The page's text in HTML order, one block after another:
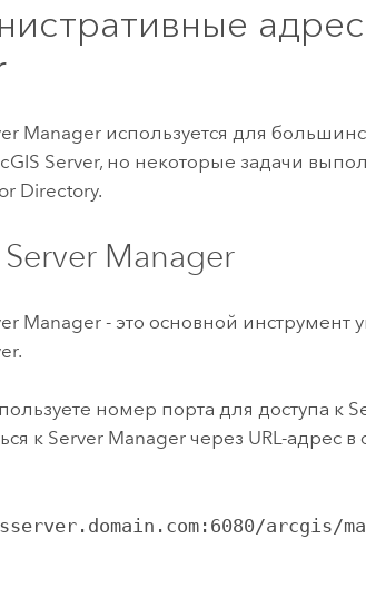
Manager используется для
Server, но некоторые задачи
Directory.
Server Manager
Manager - это основной инструмент
.
номер порта для доступа к
к Server Manager через URL-адрес
arcgis/